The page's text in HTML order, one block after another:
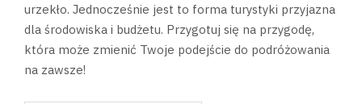
urzekło. Jednocześnie jest to forma turystyki przyjazna
dla środowiska i budżetu. Przygotuj się na przygodę,
która może zmienić Twoje podejście do podróżowania
na zawsze!